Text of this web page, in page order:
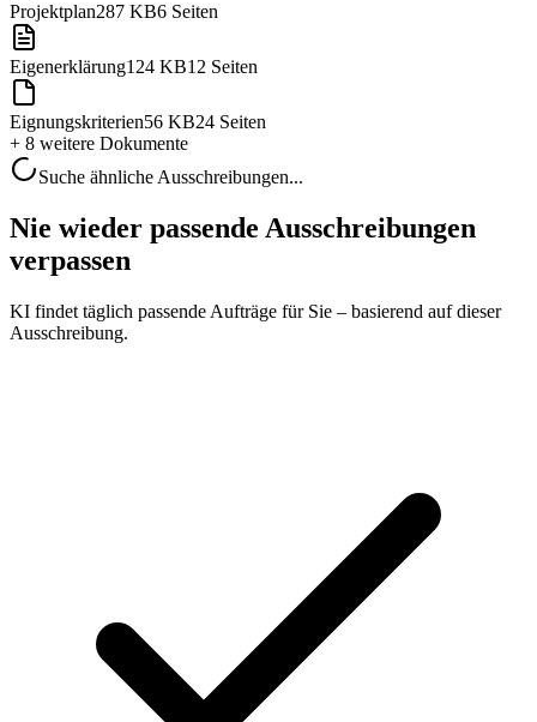
Projektplan287 KB6 Seiten
Eigenerklärung124 KB12 Seiten
Eignungskriterien56 KB24 Seiten
+ 8 weitere Dokumente
Suche ähnliche Ausschreibungen...
Nie wieder passende Ausschreibungen
verpassen
KI findet täglich passende Aufträge für Sie – basierend auf dieser
Ausschreibung.